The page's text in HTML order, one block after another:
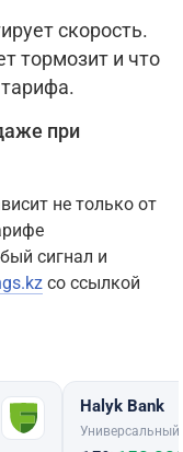
скорость.
тормозит и что
при
не только от
сигнал и
со ссылкой
Halyk Bank
Универсальный